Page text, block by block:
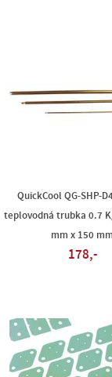
QuickCool QG-SHP-
teplovodná trubka 0.7
mm x 150
178,-